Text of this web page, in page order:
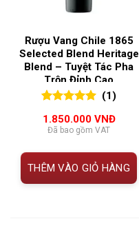
Rượu Vang Chile 1865
Selected Blend Heritage
Blend – Tuyệt Tác Pha
Trộn Đỉnh Cao
đánh giá
(1)
1.850.000 VNĐ
Đã bao gồm VAT
THÊM VÀO GIỎ HÀNG